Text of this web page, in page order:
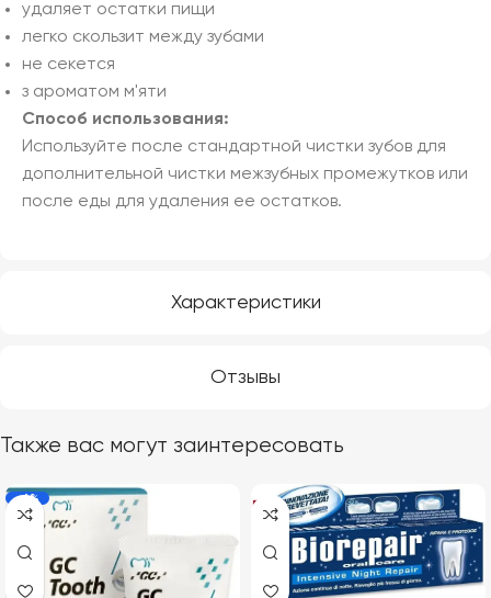
Характеристики
Отзывы
удаляет остатки пищи
легко скользит между зубами
не секется
з ароматом м'яти
Способ использования:
Используйте после стандартной чистки зубов для
дополнительной чистки межзубных промежутков или
после еды для удаления ее остатков.
Также вас могут заинтересовать
-6%